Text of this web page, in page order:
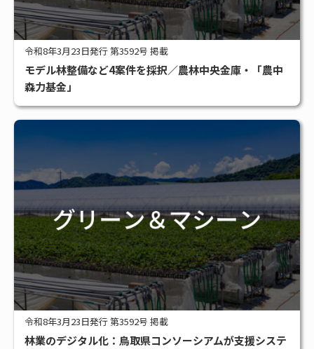
令和8年3月23日発行 第3592号 掲載
モデル林整備など4案件を採択／農林中央金庫・「農中
森力基金」
令和8年3月23日発行 第3592号 掲載
林業のデジタル化：鳥取県コンソーシアムが支援システ